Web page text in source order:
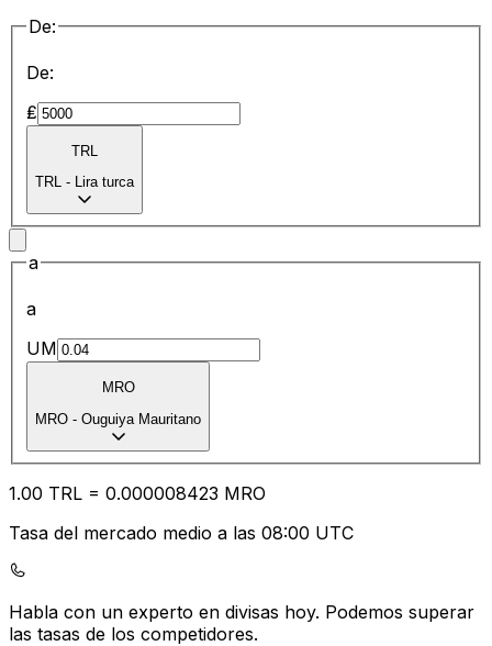
De:
De:
₤
TRL
TRL - Lira turca
a
a
UM
MRO
MRO - Ouguiya Mauritano
1.00 TRL = 0.000008423 MRO
Tasa del mercado medio a las 08:00 UTC
Habla con un experto en divisas hoy. Podemos superar
las tasas de los competidores.